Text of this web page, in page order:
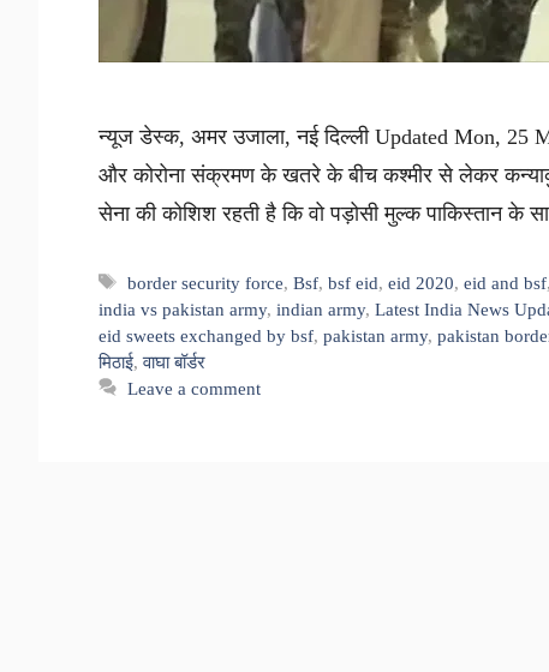
न्यूज डेस्क, अमर उजाला, नई दिल्ली Updated Mon, 25
और कोरोना संक्रमण के खतरे के बीच कश्मीर से लेकर
सेना की कोशिश रहती है कि वो पड़ोसी मुल्क पाकिस्तान के
Tags
border security force,Bsf,bsf eid,eid 2020,eid and bsf
india vs pakistan army, indian army, Latest India News
eid sweets exchanged by bsf, pakistan army, pakistan
मिठाई,वाघा बॉर्डर
Leave a comment